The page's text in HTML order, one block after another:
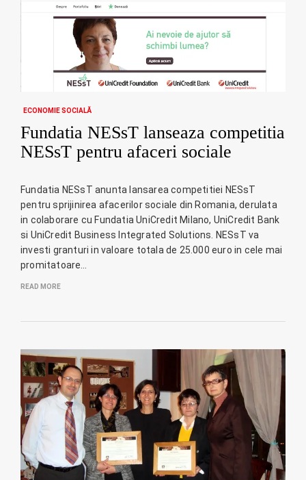
ECONOMIE SOCIALĂ
Fundatia NESsT lanseaza competitia
NESsT pentru afaceri sociale
Fundatia NESsT anunta lansarea competitiei NESsT
pentru sprijinirea afacerilor sociale din Romania, derulata
in colaborare cu Fundatia UniCredit Milano, UniCredit Bank
si UniCredit Business Integrated Solutions. NESsT va
investi granturi in valoare totala de 25.000 euro in cele mai
promitatoare…
READ MORE